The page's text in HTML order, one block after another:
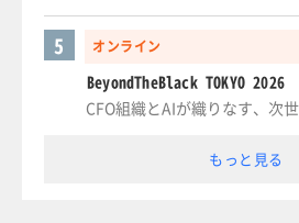
オンライン
5
BeyondTheBlack TOKYO 2026
CFO組織とAIが織りなす、次
もっと見る